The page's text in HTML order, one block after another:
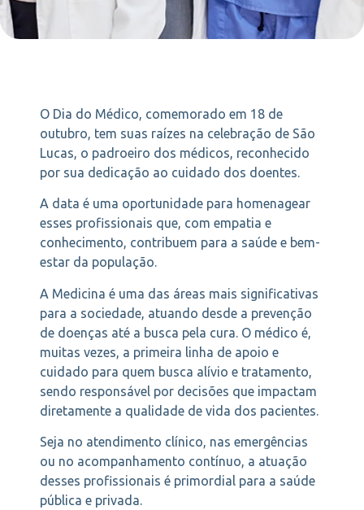
O Dia do Médico, comemorado em 18 de
outubro, tem suas raízes na celebração de São
Lucas, o padroeiro dos médicos, reconhecido
por sua dedicação ao cuidado dos doentes.
A data é uma oportunidade para homenagear
esses profissionais que, com empatia e
conhecimento, contribuem para a saúde e bem-
estar da população.
A Medicina é uma das áreas mais significativas
para a sociedade, atuando desde a prevenção
de doenças até a busca pela cura. O médico é,
muitas vezes, a primeira linha de apoio e
cuidado para quem busca alívio e tratamento,
sendo responsável por decisões que impactam
diretamente a qualidade de vida dos pacientes.
Seja no atendimento clínico, nas emergências
ou no acompanhamento contínuo, a atuação
desses profissionais é primordial para a saúde
pública e privada.